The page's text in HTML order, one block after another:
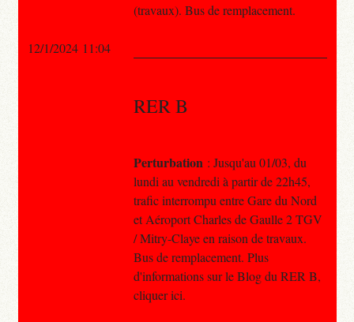
(travaux). Bus de remplacement.
RER B
Perturbation : Jusqu'au 01/03, du
lundi au vendredi à partir de 22h45,
trafic interrompu entre Gare du Nord
et Aéroport Charles de Gaulle 2 TGV
/ Mitry-Claye en raison de travaux.
Bus de remplacement. Plus
d'informations sur le Blog du RER B,
cliquer ici.
12/1/2024 11:04